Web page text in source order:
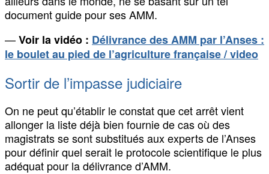
document guide pour ses AMM.
—Voir la vidéo : Délivrance des AMM par l’Anses :
le boulet au pied de l’agriculture française / video
Sortir de l’impasse judiciaire
On ne peut qu’établir le constat que cet arrêt vient
allonger la liste déjà bien fournie de cas où des
magistrats se sont substitués aux experts de l’Anses
pour définir quel serait le protocole scientifique le plus
adéquat pour la délivrance d’AMM.